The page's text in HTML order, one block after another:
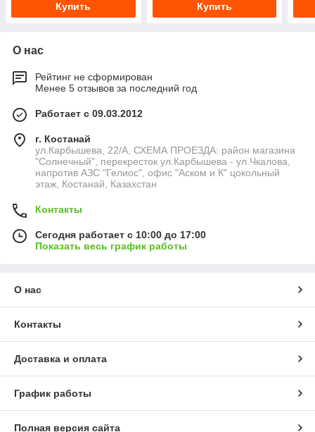
Купить Купить
О нас
Рейтинг не сформирован
Менее 5 отзывов за последний год
Работает с 09.03.2012
г. Костанай
ул.Карбышева, 22/А, СХЕМА ПРОЕЗДА: район магазина
"Солнечный", перекресток ул.Карбышева - ул.Чкалова,
напротив АЗС "Гелиос", офис "Аском и К" цокольный
этаж, Костанай, Казахстан
Контакты
Сегодня работает с 10:00 до 17:00
Показать весь график работы
О нас
Контакты
Доставка и оплата
График работы
Полная версия сайта